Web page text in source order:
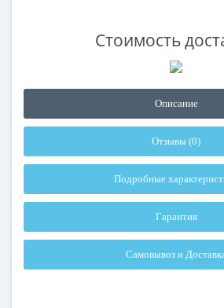
Стоимость
Описание
Отзывы (0)
Подробные
Гарантия
Самовывоз и